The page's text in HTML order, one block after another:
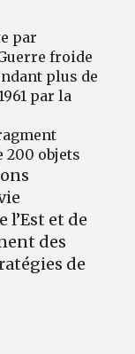
par
froide
plus de
par la
200 objets
et de
des
de